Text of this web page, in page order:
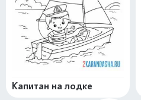
Капитан на лодке